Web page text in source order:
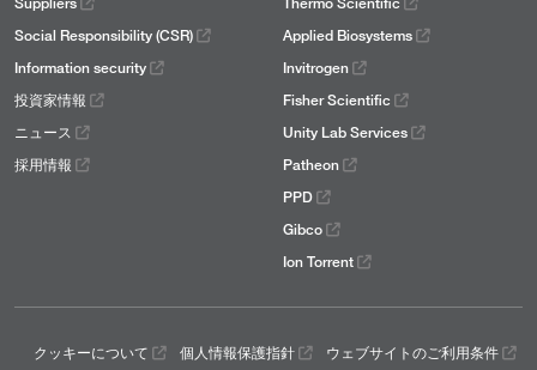
Social Responsibility (CSR)
Information security
投資家情報
ニュース
採用情報
Applied Biosystems
Invitrogen
Fisher Scientific
Unity Lab Services
Patheon
PPD
Gibco
Ion Torrent
クッキーについて 個人情報保護指針 ウェブサイトのご利用条件